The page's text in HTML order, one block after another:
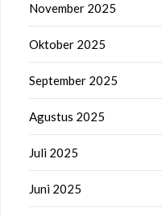
November 2025
Oktober 2025
September 2025
Agustus 2025
Juli 2025
Juni 2025